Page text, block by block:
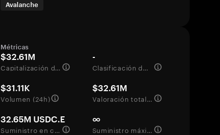
Avalanche
Métricas
$32.61M
Capitalización de mercado
-
Clasificación del mercado
$31.11K
Volumen (24h)
$32.61M
Valoración totalmente diluida
32.65M USDC.E
Suministro en circulación
∞
Suministro máximo